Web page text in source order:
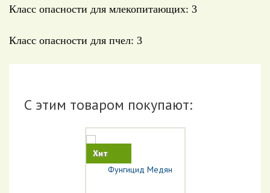
Класс опасности для млекопитающих: 3
Класс опасности для пчел: 3
С этим товаром покупают:
Хит